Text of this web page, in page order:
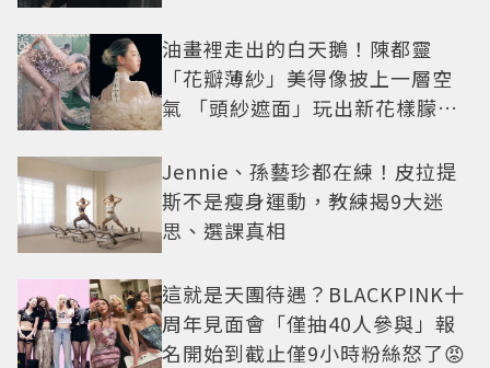
油畫裡走出的白天鵝！陳都靈
「花瓣薄紗」美得像披上一層空
氣 「頭紗遮面」玩出新花樣朦朧
Jennie、孫藝珍都在練！皮拉提
斯不是瘦身運動，教練揭9大迷
思、選課真相
這就是天團待遇？BLACKPINK十
周年見面會「僅抽40人參與」報
名開始到截止僅9小時粉絲怒了😡